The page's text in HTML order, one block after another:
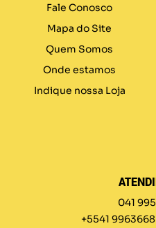
Fale Conosco
Mapa do Site
Quem Somos
Onde estamos
Indique nossa Loja
041
+5541